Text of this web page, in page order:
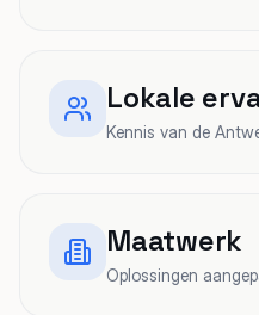
Lokale
Kennis van de
Maatwerk
Oplossingen